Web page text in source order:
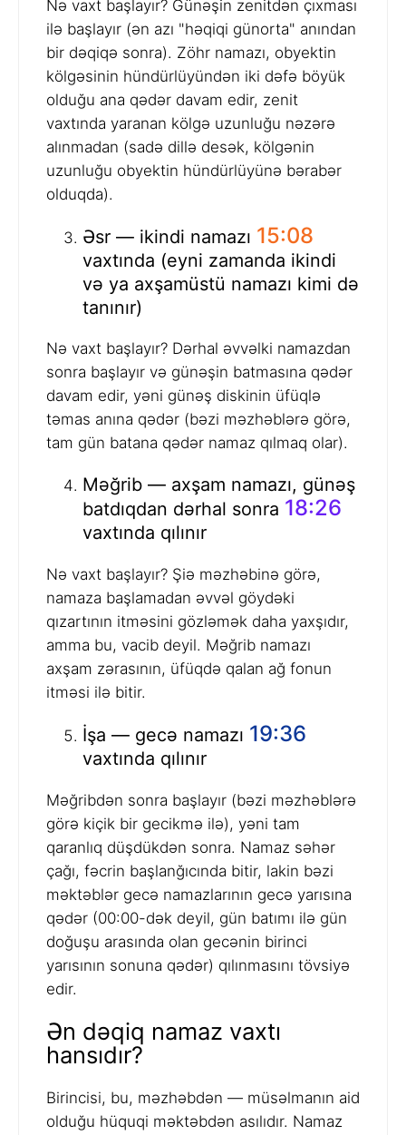
Nə vaxt başlayır? Günəşin zenitdən çıxması
ilə başlayır (ən azı "həqiqi günorta" anından
bir dəqiqə sonra). Zöhr namazı, obyektin
kölgəsinin hündürlüyündən iki dəfə böyük
olduğu ana qədər davam edir, zenit
vaxtında yaranan kölgə uzunluğu nəzərə
alınmadan (sadə dillə desək, kölgənin
uzunluğu obyektin hündürlüyünə bərabər
olduqda).
Əsr — ikindi namazı 15:08
vaxtında (eyni zamanda ikindi
və ya axşamüstü namazı kimi də
tanınır)
Nə vaxt başlayır? Dərhal əvvəlki namazdan
sonra başlayır və günəşin batmasına qədər
davam edir, yəni günəş diskinin üfüqlə
təmas anına qədər (bəzi məzhəblərə görə,
tam gün batana qədər namaz qılmaq olar).
Məğrib — axşam namazı, günəş
batdıqdan dərhal sonra 18:26
vaxtında qılınır
Nə vaxt başlayır? Şiə məzhəbinə görə,
namaza başlamadan əvvəl göydəki
qızartının itməsini gözləmək daha yaxşıdır,
amma bu, vacib deyil. Məğrib namazı
axşam zərasının, üfüqdə qalan ağ fonun
itməsi ilə bitir.
İşa — gecə namazı 19:36
vaxtında qılınır
Məğribdən sonra başlayır (bəzi məzhəblərə
görə kiçik bir gecikmə ilə), yəni tam
qaranlıq düşdükdən sonra. Namaz səhər
çağı, fəcrin başlanğıcında bitir, lakin bəzi
məktəblər gecə namazlarının gecə yarısına
qədər (00:00-dək deyil, gün batımı ilə gün
doğuşu arasında olan gecənin birinci
yarısının sonuna qədər) qılınmasını tövsiyə
edir.
Ən dəqiq namaz vaxtı
hansıdır?
Birincisi, bu, məzhəbdən — müsəlmanın aid
olduğu hüquqi məktəbdən asılıdır. Namaz